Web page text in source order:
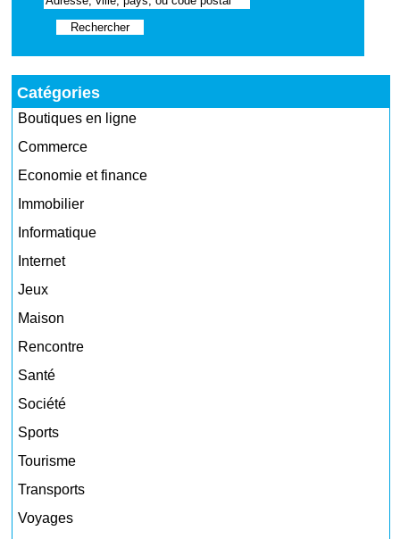
Catégories
Boutiques en ligne
Commerce
Economie et finance
Immobilier
Informatique
Internet
Jeux
Maison
Rencontre
Santé
Société
Sports
Tourisme
Transports
Voyages